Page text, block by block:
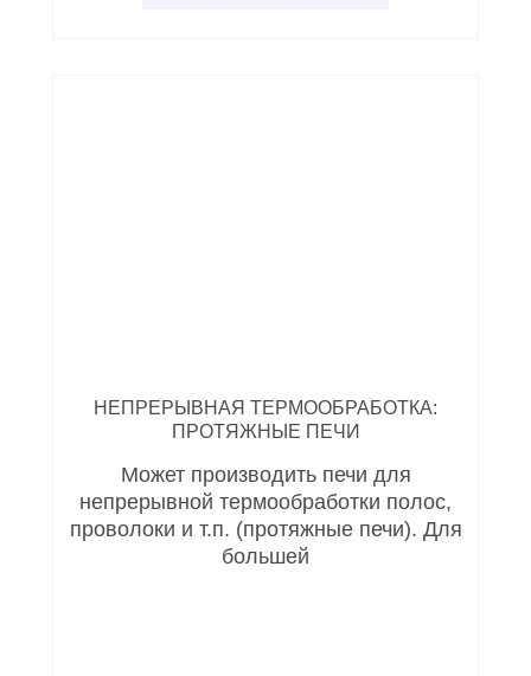
НЕПРЕРЫВНАЯ ТЕРМООБРАБОТКА:
ПРОТЯЖНЫЕ ПЕЧИ
Может производить печи для
непрерывной термообработки полос,
проволоки и т.п. (протяжные печи). Для
большей